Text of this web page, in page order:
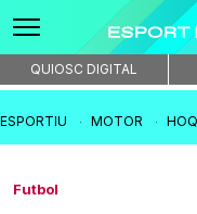
QUIOSC DIGITAL
MOTOR
Futbol